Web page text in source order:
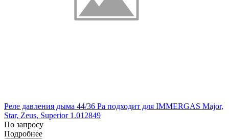
Реле давления дыма 44/36 Pa подходит для IMMERGAS Major,
Star, Zeus, Superior 1.012849
По запросу
Подробнее